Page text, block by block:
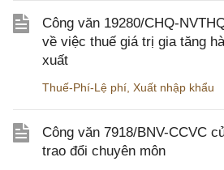
Công văn 19280/CHQ-
về việc thuế giá trị gia tăng
xuất
Thuế-Phí-Lệ phí Xuất nhập khẩu
Công văn 7918/BNV-CCVC
trao đổi chuyên môn